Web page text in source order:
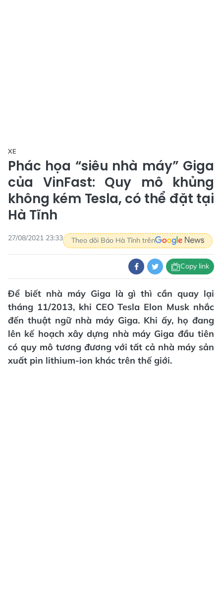
XE
Phác họa “siêu nhà máy” Giga
của VinFast: Quy mô khủng
không kém Tesla, có thể đặt tại
Hà Tĩnh
27/08/2021 23:33 Theo dõi Báo Hà Tĩnh trên
Copy link
Để biết nhà máy Giga là gì thì cần quay lại
tháng 11/2013, khi CEO Tesla Elon Musk nhắc
đến thuật ngữ nhà máy Giga. Khi ấy, họ đang
lên kế hoạch xây dựng nhà máy Giga đầu tiên
có quy mô tương đương với tất cả nhà máy sản
xuất pin lithium-ion khác trên thế giới.